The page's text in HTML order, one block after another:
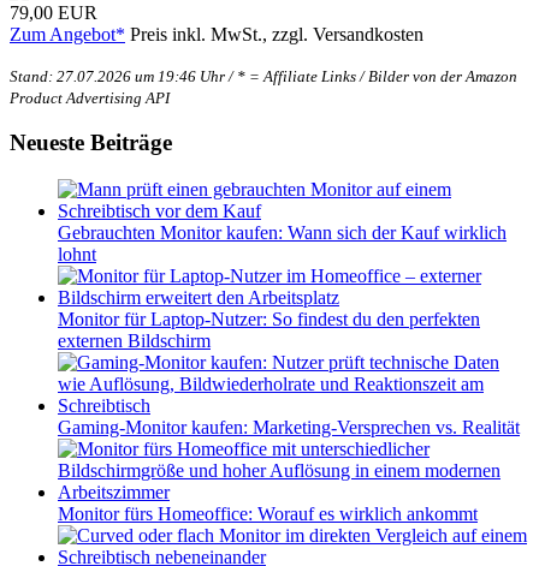
79,00 EUR
Zum Angebot* Preis inkl. MwSt., zzgl. Versandkosten
Stand: 27.07.2026 um 19:46 Uhr / * = Affiliate Links / Bilder von der Amazon
Product Advertising API
Neueste Beiträge
Gebrauchten Monitor kaufen: Wann sich der Kauf wirklich
lohnt
Monitor für Laptop-Nutzer: So findest du den perfekten
externen Bildschirm
Gaming-Monitor kaufen: Marketing-Versprechen vs. Realität
Monitor fürs Homeoffice: Worauf es wirklich ankommt